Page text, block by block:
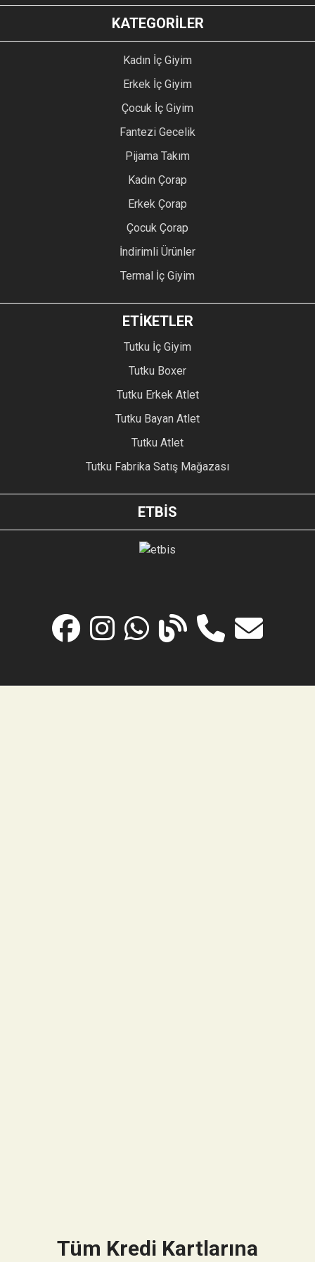
KATEGORİLER
Kadın İç Giyim
Erkek İç Giyim
Çocuk İç Giyim
Fantezi Gecelik
Pijama Takım
Kadın Çorap
Erkek Çorap
Çocuk Çorap
İndirimli Ürünler
Termal İç Giyim
ETİKETLER
Tutku İç Giyim
Tutku Boxer
Tutku Erkek Atlet
Tutku Bayan Atlet
Tutku Atlet
Tutku Fabrika Satış Mağazası
ETBİS
Tüm Kredi Kartlarına